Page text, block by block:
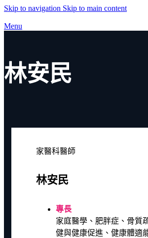
Skip to navigation Skip to main content
Menu
林安民
家醫科醫師
林安民
專長
家庭醫學、肥胖症、骨質
健與健康促進、健康體適